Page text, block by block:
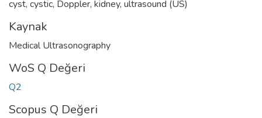
cyst, cystic, Doppler, kidney, ultrasound (US)
Kaynak
Medical Ultrasonography
WoS Q Değeri
Q2
Scopus Q Değeri